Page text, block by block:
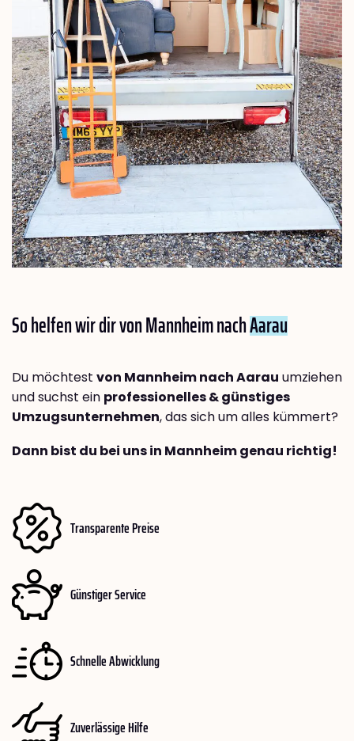
So helfen wir dir von Mannheim nachAarau
Du möchtest von Mannheim nach Aarau umziehen
und suchst ein professionelles & günstiges
Umzugsunternehmen, das sich um alles kümmert?
Dann bist du bei uns in Mannheim genau richtig!
Transparente Preise
Günstiger Service
Schnelle Abwicklung
Zuverlässige Hilfe